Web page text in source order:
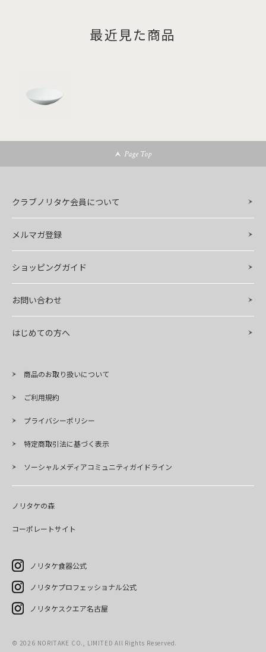
最近見た商品
Page Top
クラブノリタケ会員について
メルマガ登録
ショッピングガイド
お問い合わせ
はじめての方へ
商品のお取り扱いについて
ご利用規約
プライバシーポリシー
特定商取引法に基づく表示
ソーシャルメディアコミュニティガイドライン
ノリタケの森
コーポレートサイト
ノリタケ食器公式
ノリタケプロフェッショナル公式
ノリタケスクエア名古屋
© 2026 NORITAKE CO., LIMITED All Rights Reserved.